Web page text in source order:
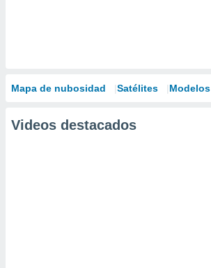
Mapa de nubosidad Satélites Modelos
Videos destacados